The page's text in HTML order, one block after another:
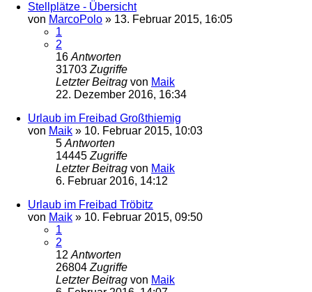
Stellplätze - Übersicht
von MarcoPolo » 13. Februar 2015, 16:05
1
2
16 Antworten
31703 Zugriffe
Letzter Beitrag von Maik
22. Dezember 2016, 16:34
Urlaub im Freibad Großthiemig
von Maik » 10. Februar 2015, 10:03
5 Antworten
14445 Zugriffe
Letzter Beitrag von Maik
6. Februar 2016, 14:12
Urlaub im Freibad Tröbitz
von Maik » 10. Februar 2015, 09:50
1
2
12 Antworten
26804 Zugriffe
Letzter Beitrag von Maik